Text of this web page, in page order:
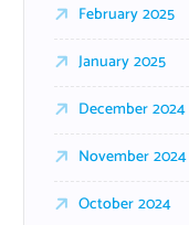
February 2025
January 2025
December 2024
November 2024
October 2024